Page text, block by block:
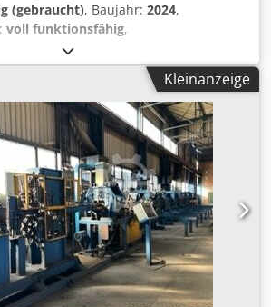
(gebraucht), Baujahr: 2024,
voll funktionsfähig,
, Garantiezeit:
4.000 kg, Arbeitsbreite:
NQD - Quernaht Schweißmaschine -
bieten hier eine Generalüberholte
Schweißmaschine an. Die
beträgt dabei ca. 4 Monate.
Verfahrweg: 950mm
bis 12 Meter / Minute Dcedpfeu
ist nur Generalüberholt/
Mit freundlichen Grüßen T.
Kleinanzeige